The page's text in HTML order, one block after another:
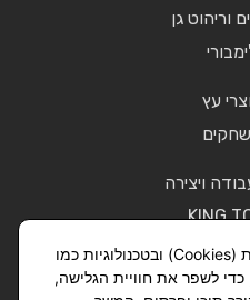
וריהוט גן
עץ
ויצירה
KING
שלום לך, האתר משתמש בעוגיות (Cookies) ובטכנולוגיות כמו
כדי לשפר את חוויית הגלישה,